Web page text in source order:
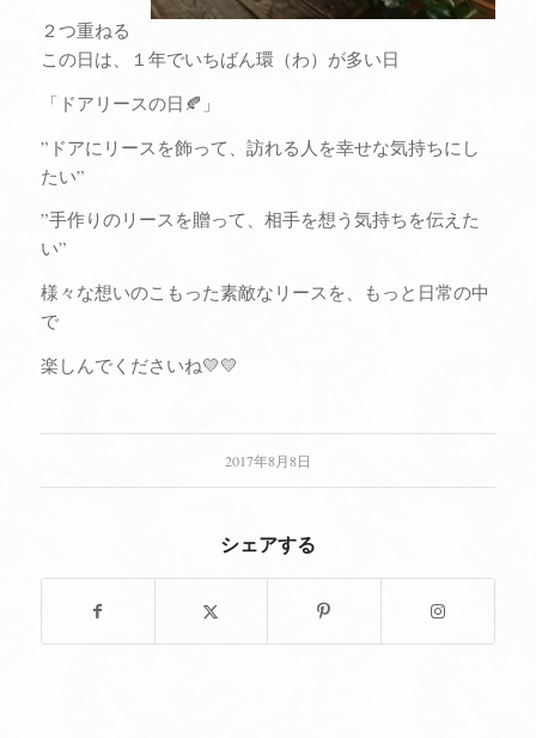
２つ重ねる
この日は、１年でいちばん環（わ）が多い日
「ドアリースの日🍂」
”ドアにリースを飾って、訪れる人を幸せな気持ちにし
たい”
”手作りのリースを贈って、相手を想う気持ちを伝えた
い”
様々な想いのこもった素敵なリースを、もっと日常の中
で
楽しんでくださいね💛💛
2017年8月8日
シェアする